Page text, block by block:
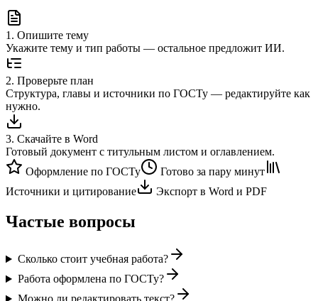
1. Опишите тему
Укажите тему и тип работы — остальное предложит ИИ.
2. Проверьте план
Структура, главы и источники по ГОСТу — редактируйте как
нужно.
3. Скачайте в Word
Готовый документ с титульным листом и оглавлением.
Оформление по ГОСТу
Готово за пару минут
Источники и цитирование
Экспорт в Word и PDF
Частые вопросы
Сколько стоит учебная работа?
Работа оформлена по ГОСТу?